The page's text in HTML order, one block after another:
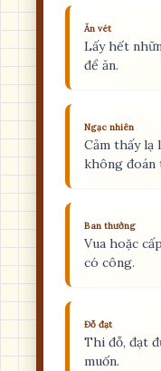
Ăn vét
Lấy hết
để ăn.
Ngạc nhiên
Cảm thấy lạ
không đoán
Ban thưởng
Vua hoặc
có công.
Đỗ đạt
Thi đỗ, đạt
muốn.